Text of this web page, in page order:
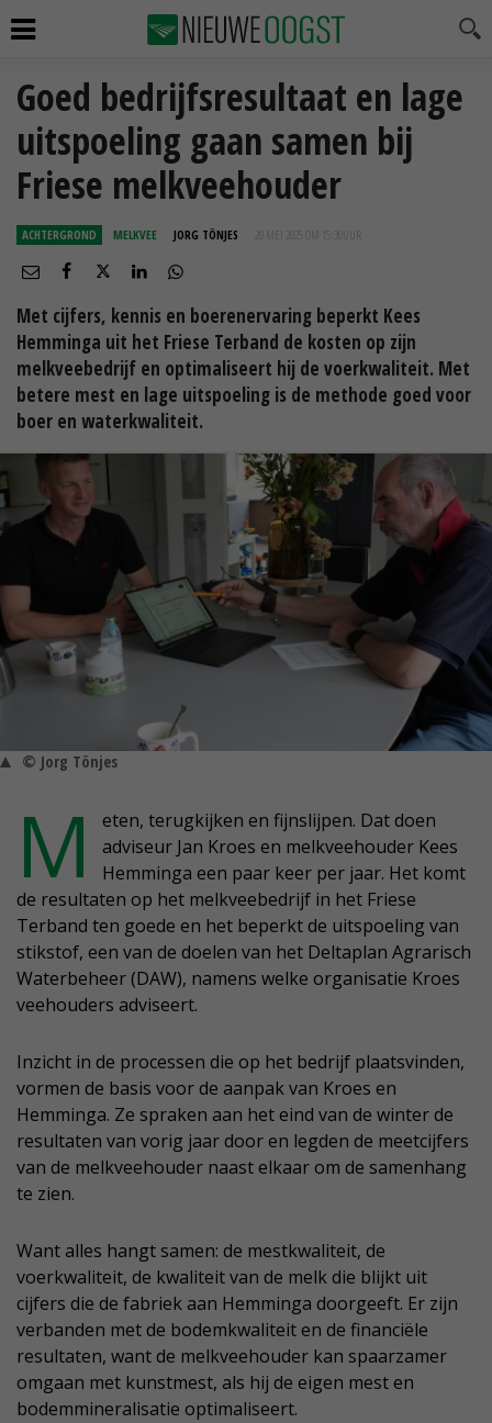
Goed bedrijfsresultaat en lage
uitspoeling gaan samen bij
Friese melkveehouder
ACHTERGROND MELKVEE JORG TÖNJES 20 MEI 2025 OM 15:30
Met cijfers, kennis en boerenervaring beperkt Kees
Hemminga uit het Friese Terband de kosten op zijn
melkveebedrijf en optimaliseert hij de voerkwaliteit. Met
betere mest en lage uitspoeling is de methode goed voor
boer en waterkwaliteit.
© Jorg Tönjes
M
eten, terugkijken en fijnslijpen. Dat doen
adviseur Jan Kroes en melkveehouder Kees
Hemminga een paar keer per jaar. Het komt
de resultaten op het melkveebedrijf in het Friese
Terband ten goede en het beperkt de uitspoeling van
stikstof, een van de doelen van het Deltaplan Agrarisch
Waterbeheer (DAW), namens welke organisatie Kroes
veehouders adviseert.
Inzicht in de processen die op het bedrijf plaatsvinden,
vormen de basis voor de aanpak van Kroes en
Hemminga. Ze spraken aan het eind van de winter de
resultaten van vorig jaar door en legden de meetcijfers
van de melkveehouder naast elkaar om de samenhang
te zien.
Want alles hangt samen: de mestkwaliteit, de
voerkwaliteit, de kwaliteit van de melk die blijkt uit
cijfers die de fabriek aan Hemminga doorgeeft. Er zijn
verbanden met de bodemkwaliteit en de financiële
resultaten, want de melkveehouder kan spaarzamer
omgaan met kunstmest, als hij de eigen mest en
bodemmineralisatie optimaliseert.